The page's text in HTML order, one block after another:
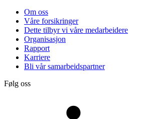
Om oss
Våre forsikringer
Dette tilbyr vi våre medarbeidere
Organisasjon
Rapport
Karriere
Bli vår samarbeidspartner
Følg oss